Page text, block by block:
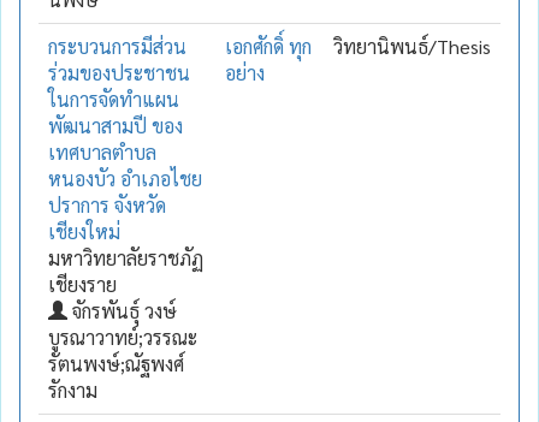
กระบวนการมีส่วน
ร่วมของประชาชน
ในการจัดทำแผน
พัฒนาสามปี ของ
เทศบาลตำบล
หนองบัว อำเภอไชย
ปราการ จังหวัด
เชียงใหม่
มหาวิทยาลัยราชภัฏ
เชียงราย
จักรพันธุ์ วงษ์
บูรณาวาทย์;วรรณะ
รัตนพงษ์;ณัฐพงศ์
รักงาม
เอกศักดิ์ ทุก
อย่าง
วิทยานิพนธ์/Thesis